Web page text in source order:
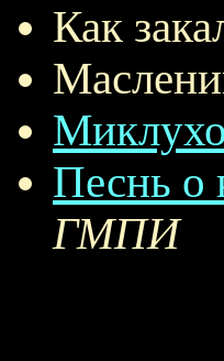
Как
Песнь о
ГМПИ